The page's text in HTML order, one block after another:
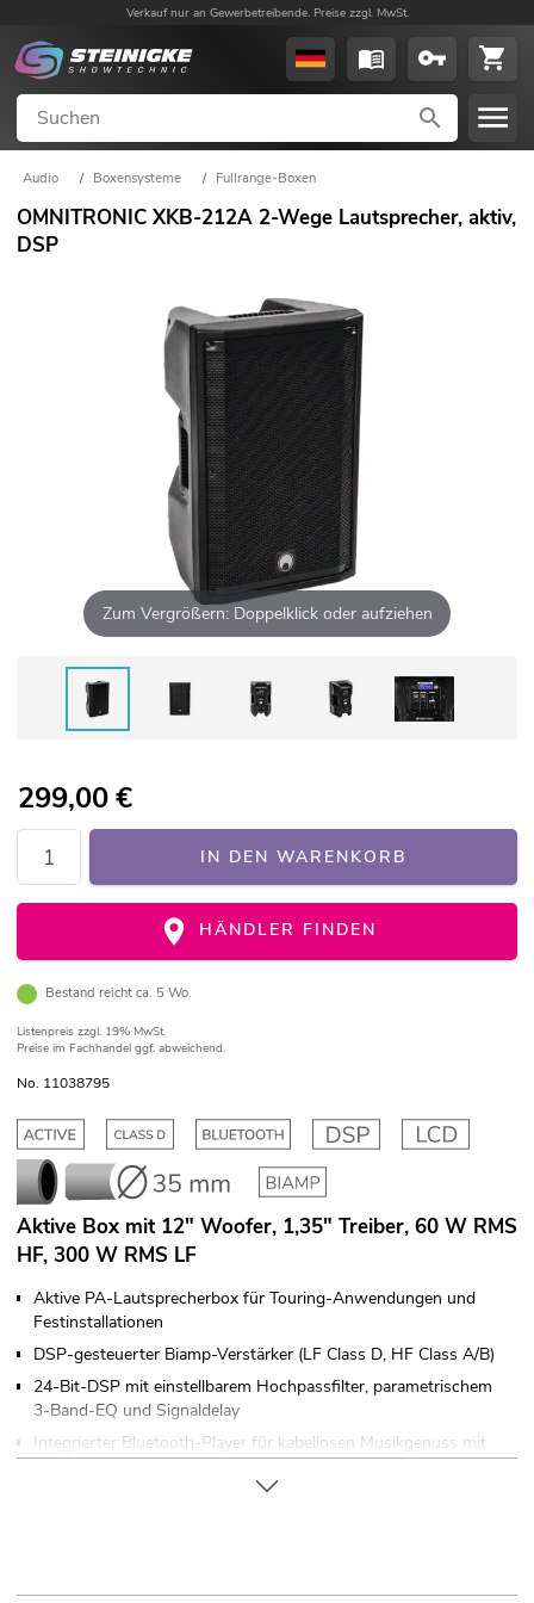
Verkauf nur an Gewerbetreibende. Preise zzgl. MwSt.
Audio / Boxensysteme / Fullrange-Boxen
OMNITRONIC XKB-212A 2-Wege Lautsprecher, aktiv,
DSP
Zum Vergrößern: Doppelklick oder aufziehen
299,00€
IN DEN WARENKORB
HÄNDLER FINDEN
Bestand reicht ca. 5 Wo.
Listenpreis zzgl. 19% MwSt.
Preise im Fachhandel ggf. abweichend.
No. 11038795
Aktive Box mit 12" Woofer, 1,35" Treiber, 60 W RMS
HF, 300 W RMS LF
Aktive PA-Lautsprecherbox für Touring-Anwendungen und
Festinstallationen
DSP-gesteuerter Biamp-Verstärker (LF Class D, HF Class A/B)
24-Bit-DSP mit einstellbarem Hochpassfilter, parametrischem
3-Band-EQ und Signaldelay
Integrierter Bluetooth-Player für kabellosen Musikgenuss mit